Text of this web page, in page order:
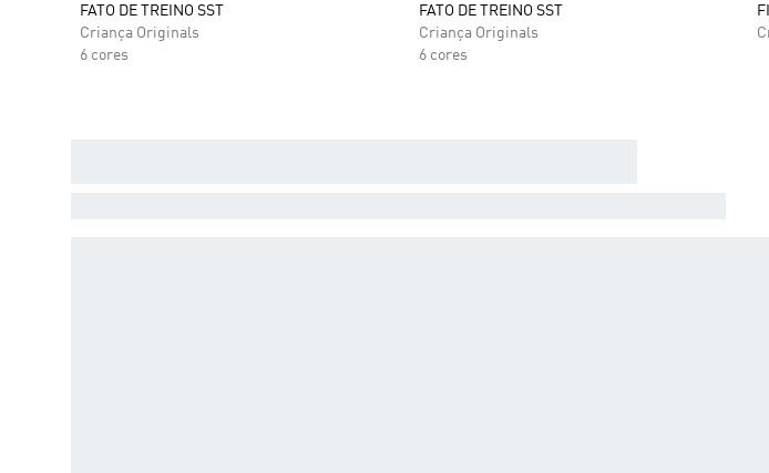
FATO DE TREINO SST
Criança Originals
6 cores
FATO DE TREINO SST
Criança Originals
6 cores